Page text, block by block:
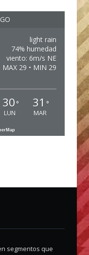
light rain
74% humedad
viento: 6m/s NE
MAX 29 • MIN 29
30 °
LUN
31 °
MAR
segmentos que